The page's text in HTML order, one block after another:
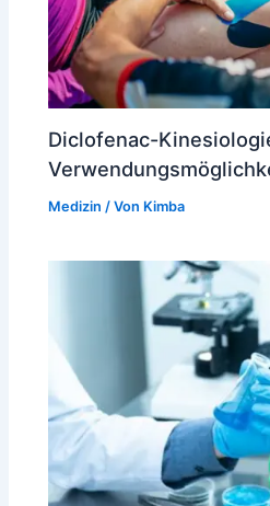
Diclofenac-
Medizin / Von Kimba